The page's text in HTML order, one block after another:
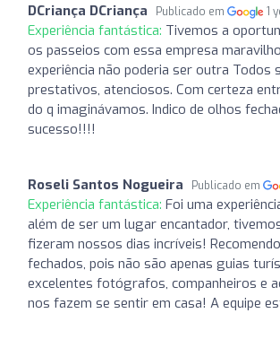
DCriança DCriança Publicado em 1
Experiência fantástica: Tivemos a
os passeios com essa empresa
experiência não poderia ser outra Todos
prestativos, atenciosos. Com certeza
do q imaginávamos. Indico de olhos
sucesso!!!!
Roseli Santos Nogueira Publicado em
Experiência fantástica: Foi uma
além de ser um lugar encantador,
fizeram nossos dias incríveis!
fechados, pois não são apenas guias
excelentes fotógrafos, companheiros e
nos fazem se sentir em casa! A equipe